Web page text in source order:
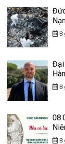
8
Đại
8
8